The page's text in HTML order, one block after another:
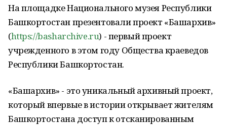
На площадке Национального музея Республики
Башкортостан презентовали проект «Башархив»
(https://basharchive.ru) - первый проект
учрежденного в этом году Общества краеведов
Республики Башкортостан.
«Башархив» - это уникальный архивный проект,
который впервые в истории открывает жителям
Башкортостана доступ к отсканированным